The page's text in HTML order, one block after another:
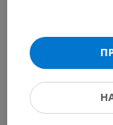
Анатомия